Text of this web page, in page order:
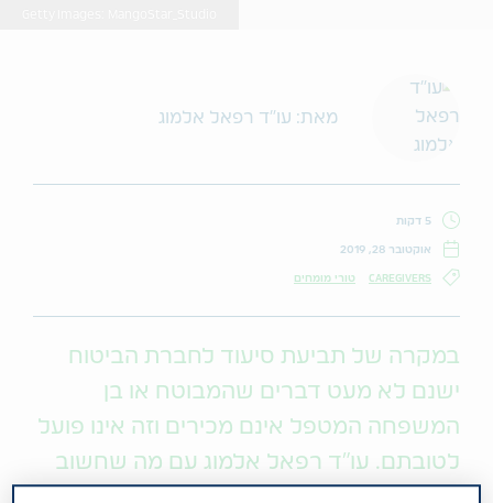
מאת: עו"ד רפאל אלמוג
5 דקות
אוקטובר 28, 2019
CAREGIVERS טורי מומחים
במקרה של תביעת סיעוד לחברת הביטוח
ישנם לא מעט דברים שהמבוטח או בן
המשפחה המטפל אינם מכירים וזה אינו פועל
לטובתם. עו"ד רפאל אלמוג עם מה שחשוב